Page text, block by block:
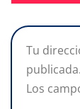
Tu
publicada.
Los